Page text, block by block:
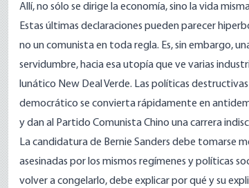
Allí, no sólo se dirige la economía, sino la vida
Estas últimas declaraciones pueden parecer
no un comunista en toda regla. Es, sin embargo,
servidumbre, hacia esa utopía que ve varias
lunático New Deal Verde. Las políticas
democrático se convierta rápidamente en
y dan al Partido Comunista Chino una carrera
La candidatura de Bernie Sanders debe tomarse
asesinadas por los mismos regímenes y políticas
volver a congelarlo, debe explicar por qué y su